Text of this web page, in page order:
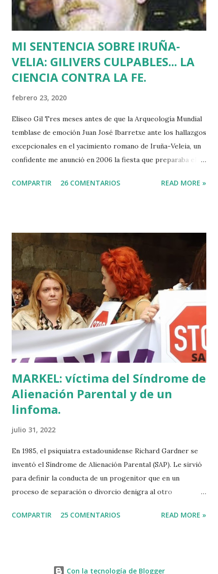
medio millón de personas. Fuimos muchos los que
descubrimos que l...
MI SENTENCIA SOBRE IRUÑA-
VELIA: GILIVERS CULPABLES... LA
CIENCIA CONTRA LA FE.
febrero 23, 2020
Eliseo Gil Tres meses antes de que la Arqueología Mundial
temblase de emoción Juan José Ibarretxe ante los hallazgos
excepcionales en el yacimiento romano de Iruña-Veleia, un
confidente me anunció en 2006 la fiesta que preparaba el
primer calvario de la Cristiandad (con un sonrojante RIP en
por un presunto maestro egipcio llegado desde el Nilo
para educar a los niños de la villa romana. Mi informador y
yo hacíamos risas ante la casualidad de las casualidades:
Euskadi era de nuevo pionera. Ibarretxe dormía entonces
en Ajuria Enea y no paraba de contar a tirios y troyanos que
Euskal Herria era un pueblo con 7.000 años de antigüedad.
Por fin llegaba la arqueología para confirmar sus teorías.
Tuvo que ser su consejera de Cultura y portavoz Miren
Azkarate ...
COMPARTIR 26 COMENTARIOS READ MORE »
MARKEL: víctima del Síndrome de
Alienación Parental y de un
linfoma.
julio 31, 2022
En 1985, el psiquiatra estadounidense Richard Gardner se
inventó el Síndrome de Alienación Parental (SAP). Le sirvió
para definir la conducta de un progenitor que en un
proceso de separación o divorcio denigra al otro
machismo predominante hace 40 años sirvió incluso para
COMPARTIR 25 COMENTARIOS READ MORE »
Con la tecnología de Blogger